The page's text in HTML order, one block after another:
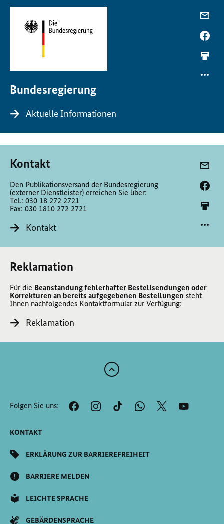
Bundesregierung
Aktuelle Informationen
Kontakt
Den Publikationsversand der Bundesregierung
(externer Dienstleister) erreichen Sie über:
Tel.: 030 18 272 2721
Fax: 030 1810 272 2721
Kontakt
Reklamation
Für die Beanstandung fehlerhafter Bestellsendungen oder
Korrekturen an bereits aufgegebenen Bestellungen steht
Ihnen nachfolgendes Kontaktformular zur Verfügung:
Reklamation
Zum
der
Seite
Folgen Sie uns:
KONTAKT
ERKLÄRUNG ZUR BARRIEREFREIHEIT
BARRIERE MELDEN
LEICHTE SPRACHE
GEBÄRDENSPRACHE